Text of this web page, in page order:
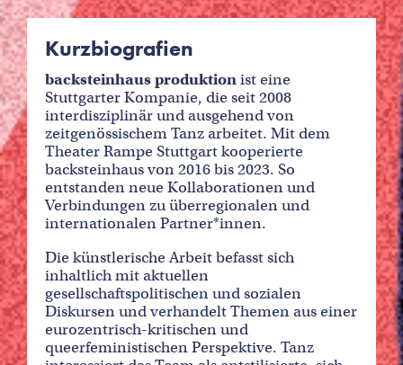
Kurzbiografien
backsteinhaus produktionist eine
Stuttgarter Kompanie, die seit 2008
interdisziplinär und ausgehend von
zeitgenössischem Tanz arbeitet. Mit dem
Theater Rampe Stuttgart kooperierte
backsteinhaus von 2016 bis 2023. So
entstanden neue Kollaborationen und
Verbindungen zu überregionalen und
internationalen Partner*innen.
Die künstlerische Arbeit befasst sich
inhaltlich mit aktuellen
gesellschaftspolitischen und sozialen
Diskursen und verhandelt Themen aus einer
eurozentrisch-kritischen und
queerfeministischen Perspektive. Tanz